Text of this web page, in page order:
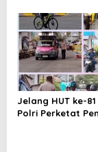
Pengedar
Jelang HUT ke-81
Polri Perketat